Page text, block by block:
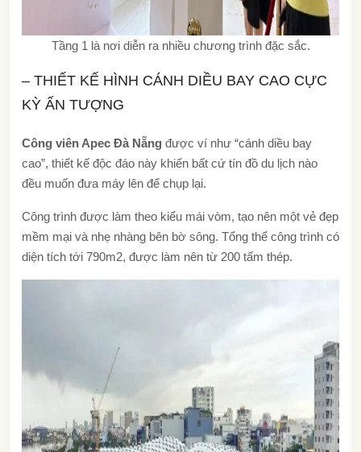
Tầng 1 là nơi diễn ra nhiều chương trình đặc sắc.
– THIẾT KẾ HÌNH CÁNH DIỀU BAY CAO CỰC
KỲ ẤN TƯỢNG
Công viên Apec Đà Nẵng được ví như “cánh diều bay
cao”, thiết kế độc đáo này khiến bất cứ tín đồ du lịch nào
đều muốn đưa máy lên để chụp lại.
Công trình được làm theo kiểu mái vòm, tạo nên một vẻ đẹp
mềm mại và nhẹ nhàng bên bờ sông. Tổng thể công trình có
diện tích tới 790m2, được làm nên từ 200 tấm thép.